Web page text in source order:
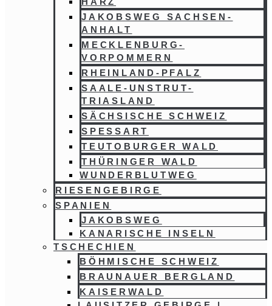
JAKOBSWEG SACHSEN-
ANHALT
MECKLENBURG-
VORPOMMERN
RHEINLAND-PFALZ
SAALE-UNSTRUT-
TRIASLAND
SÄCHSISCHE SCHWEIZ
SPESSART
TEUTOBURGER WALD
THÜRINGER WALD
WUNDERBLUTWEG
RIESENGEBIRGE
SPANIEN
JAKOBSWEG
KANARISCHE INSELN
TSCHECHIEN
BÖHMISCHE SCHWEIZ
BRAUNAUER BERGLAND
KAISERWALD